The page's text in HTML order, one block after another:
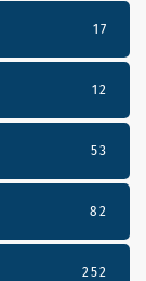
17
12
53
82
252